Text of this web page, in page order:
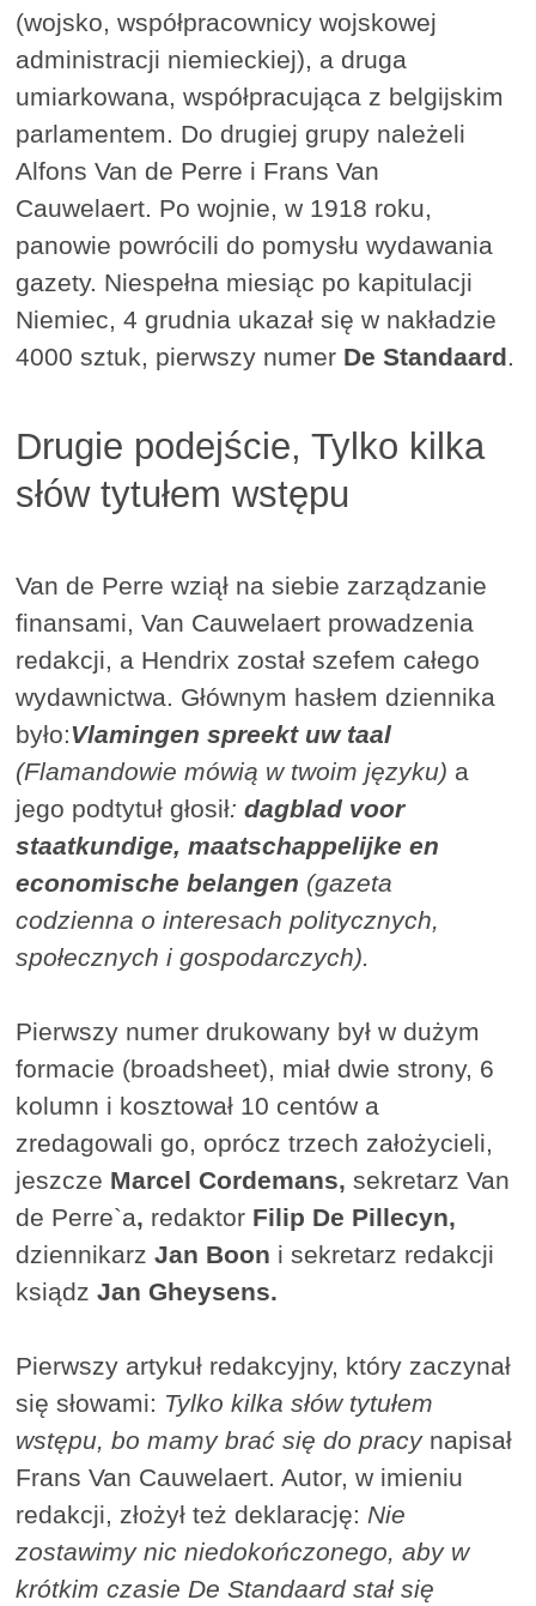
(wojsko, współpracownicy wojskowej
administracji niemieckiej), a druga
umiarkowana, współpracująca z belgijskim
parlamentem. Do drugiej grupy należeli
Alfons Van de Perre i Frans Van
Cauwelaert. Po wojnie, w 1918 roku,
panowie powrócili do pomysłu wydawania
gazety. Niespełna miesiąc po kapitulacji
Niemiec, 4 grudnia ukazał się w nakładzie
4000 sztuk, pierwszy numer De Standaard.
Drugie podejście, Tylko kilka
słów tytułem wstępu
Van de Perre wziął na siebie zarządzanie
finansami, Van Cauwelaert prowadzenia
redakcji, a Hendrix został szefem całego
wydawnictwa. Głównym hasłem dziennika
było:Vlamingen spreekt uw taal
(Flamandowie mówią w twoim języku) a
jego podtytuł głosił: dagblad voor
staatkundige, maatschappelijke en
economische belangen (gazeta
codzienna o interesach politycznych,
społecznych i gospodarczych).
Pierwszy numer drukowany był w dużym
formacie (broadsheet), miał dwie strony, 6
kolumn i kosztował 10 centów a
zredagowali go, oprócz trzech założycieli,
jeszcze Marcel Cordemans, sekretarz Van
de Perre`a, redaktor Filip De Pillecyn,
dziennikarz Jan Boon i sekretarz redakcji
ksiądzJan Gheysens.
Pierwszy artykuł redakcyjny, który zaczynał
się słowami: Tylko kilka słów tytułem
wstępu, bo mamy brać się do pracy napisał
Frans Van Cauwelaert. Autor, w imieniu
redakcji, złożył też deklarację: Nie
zostawimy nic niedokończonego, aby w
krótkim czasie De Standaard stał się